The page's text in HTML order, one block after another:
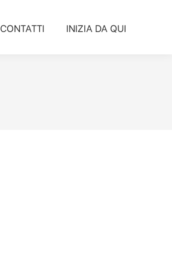
CONTATTI INIZIA DA QUI